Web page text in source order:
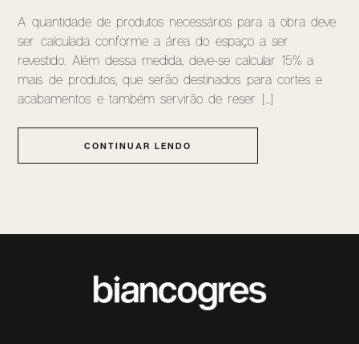
A quantidade de produtos necessários para a obra deve
ser calculada conforme a área do espaço a ser
revestido. Além dessa medida, deve-se calcular 15% a
mais de produtos, que serão destinados para cortes e
acabamentos e também servirão de reser [...]
CONTINUAR LENDO